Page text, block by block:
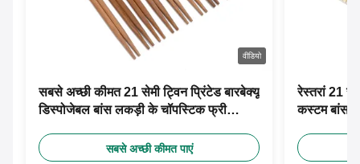
वीडियो
सबसे अच्छी कीमत 21 सेमी ट्विन प्रिंटेड बारबेक्यू
डिस्पोजेबल बांस लकड़ी के चॉपस्टिक फ्री
सबसे अच्छी कीमत पाएं
रेस्तरां 21
कस्टम बांस